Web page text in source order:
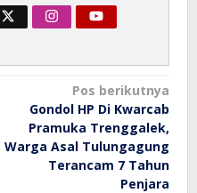
Pos berikutnya
Gondol HP Di Kwarcab
Pramuka Trenggalek,
Warga Asal Tulungagung
Terancam 7 Tahun
Penjara